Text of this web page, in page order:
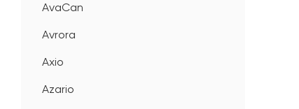
AvaCan
Avrora
Axio
Azario